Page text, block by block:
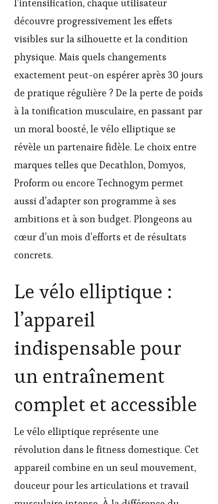
l’intensification, chaque utilisateur
découvre progressivement les effets
visibles sur la silhouette et la condition
physique. Mais quels changements
exactement peut-on espérer après 30 jours
de pratique régulière ? De la perte de poids
à la tonification musculaire, en passant par
un moral boosté, le vélo elliptique se
révèle un partenaire fidèle. Le choix entre
marques telles que Decathlon, Domyos,
Proform ou encore Technogym permet
aussi d’adapter son programme à ses
ambitions et à son budget. Plongeons au
cœur d’un mois d’efforts et de résultats
concrets.
Le vélo elliptique :
l’appareil
indispensable pour
un entraînement
complet et accessible
Le vélo elliptique représente une
révolution dans le fitness domestique. Cet
appareil combine en un seul mouvement,
douceur pour les articulations et travail